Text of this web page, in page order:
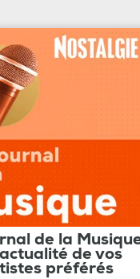
de la
de vos
préférés